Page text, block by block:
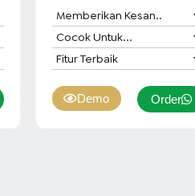
Memberikan Kesan..
Cocok Untuk...
Fitur Terbaik
Demo Order